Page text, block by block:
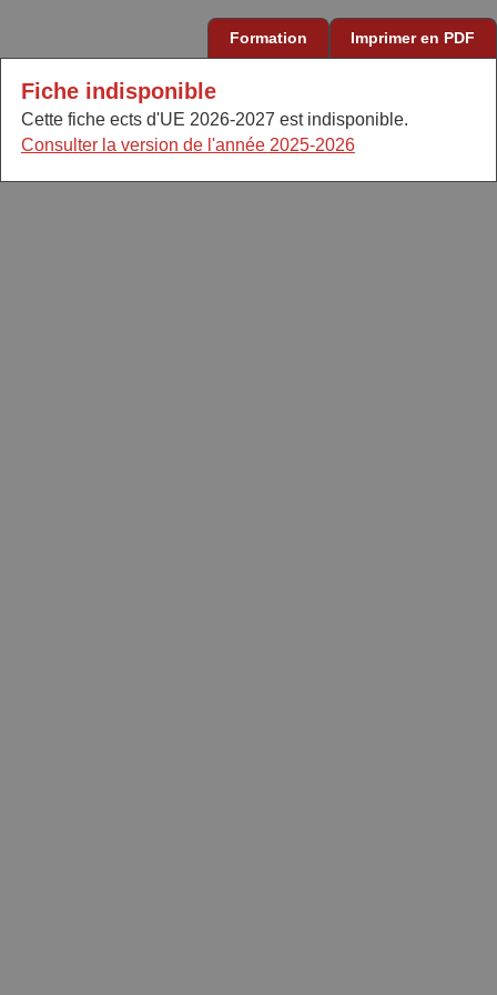
Formation Imprimer en PDF
Fiche indisponible
Cette fiche ects d'UE 2026-2027 est indisponible.
Consulter la version de l'année 2025-2026